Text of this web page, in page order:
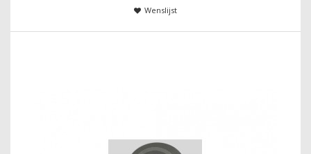
Wenslijst